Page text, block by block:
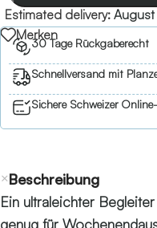
Estimated delivery: August
Merken
30 Tage Rückgaberecht
Schnellversand mit
Sichere Schweizer
Beschreibung
Ein ultraleichter
genug für